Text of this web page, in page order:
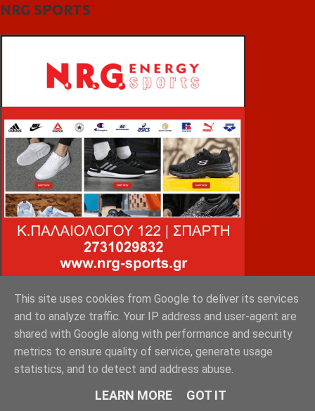
NRG SPORTS
VOiD ΣΠΑΡΤΗ
This site uses cookies from Google to deliver its services
and to analyze traffic. Your IP address and user-agent are
shared with Google along with performance and security
metrics to ensure quality of service, generate usage
statistics, and to detect and address abuse.
LEARN MORE GOT IT